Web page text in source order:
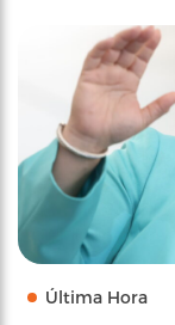
Última Hora